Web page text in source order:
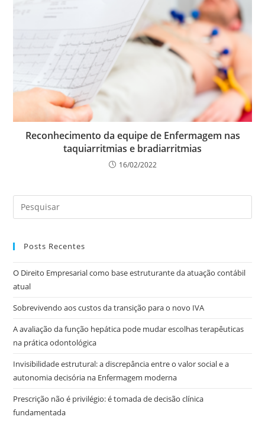
Reconhecimento da equipe de Enfermagem nas
taquiarritmias e bradiarritmias
16/02/2022
Posts Recentes
O Direito Empresarial como base estruturante da atuação contábil
atual
Sobrevivendo aos custos da transição para o novo IVA
A avaliação da função hepática pode mudar escolhas terapêuticas
na prática odontológica
Invisibilidade estrutural: a discrepância entre o valor social e a
autonomia decisória na Enfermagem moderna
Prescrição não é privilégio: é tomada de decisão clínica
fundamentada